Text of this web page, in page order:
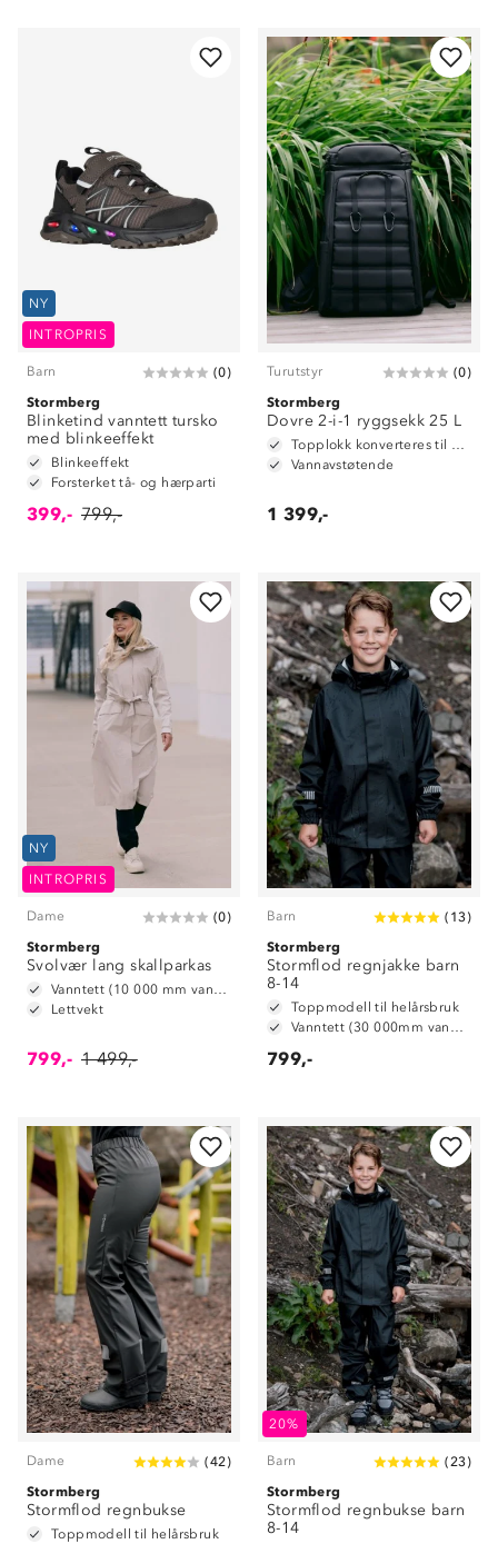
NY
INTROPRIS
Barn (0)
Stormberg
Blinketind vanntett tursko
med blinkeeffekt
Blinkeeffekt
Forsterket tå- og hærparti
399,- 799,-
Turutstyr (0)
Stormberg
Dovre 2-i-1 ryggsekk 25 L
Topplokk konverteres til hoftebelte
Vannavstøtende
1 399,-
NY
INTROPRIS
Dame (0)
Stormberg
Svolvær lang skallparkas
Vanntett (10 000 mm vannsøyle)
Lettvekt
799,- 1 499,-
Barn ( 13)
Stormberg
Stormflod regnjakke barn
8-14
Toppmodell til helårsbruk
Vanntett (30 000mm vannsøyle)
799,-
Dame (42)
Stormberg
Stormflod regnbukse
Toppmodell til helårsbruk
20%
Barn (23)
Stormberg
Stormflod regnbukse barn
8-14